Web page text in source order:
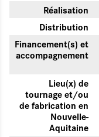
Réalisation
Distribution
Financement(s) et
accompagnement
Lieu(x) de
tournage et/ou
de fabrication en
Nouvelle-
Aquitaine